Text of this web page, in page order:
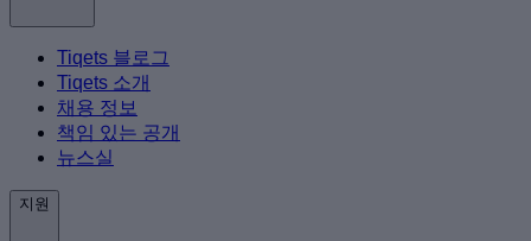
Tiqets 블로그
Tiqets 소개
채용 정보
책임 있는 공개
뉴스실
지원